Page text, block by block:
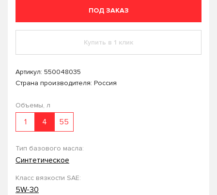
ПОД ЗАКАЗ
Купить в 1 клик
Артикул: 550048035
Страна производителя: Россия
Объемы, л
1 4 55
Тип базового масла:
Синтетическое
Класс вязкости SAE:
5W-30